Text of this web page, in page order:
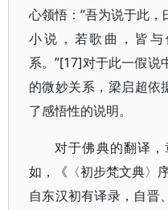
心领悟：“吾为说于此
小说，若歌曲，皆
系。”[17]对于此一假说
的微妙关系，梁启超依
了感悟性的说明。
对于佛典的翻译，
如，《〈初步梵文典〉
自东汉初有译录，自晋